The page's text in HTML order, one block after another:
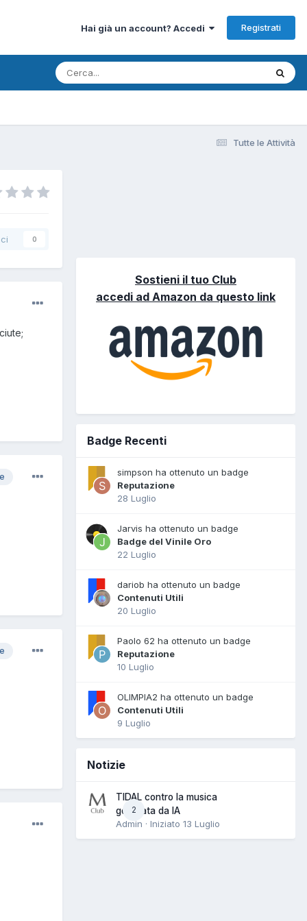
Hai già un account? Accedi Registrati
Tutte le Attività
0
Sostieni il tuo Club
accedi ad Amazon da questo link
Badge Recenti
simpson ha ottenuto un badge
Reputazione
28 Luglio
Jarvis ha ottenuto un badge
Badge del Vinile Oro
22 Luglio
dariob ha ottenuto un badge
Contenuti Utili
20 Luglio
Paolo 62 ha ottenuto un badge
Reputazione
10 Luglio
OLIMPIA2 ha ottenuto un badge
Contenuti Utili
9 Luglio
Notizie
2
TIDAL contro la musica
generata da IA
Admin · Iniziato 13 Luglio